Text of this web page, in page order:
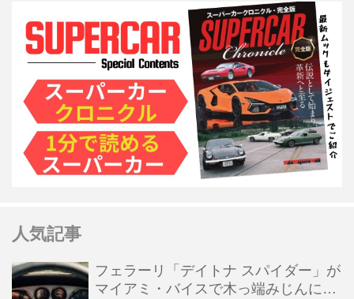
人気記事
フェラーリ「デイトナ スパイダー」が
マイアミ・バイスで木っ端みじんにな